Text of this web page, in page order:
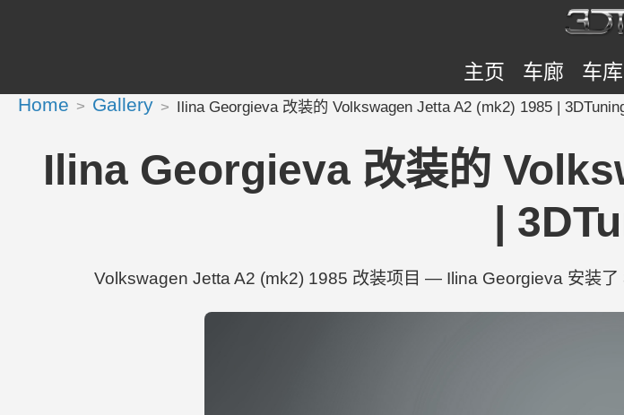
主页 车廊 车库
Home Gallery Ilina Georgieva 改装的 Volkswagen Jetta A2 (mk2) 1985 |
Ilina Georgieva 改装的
|
Volkswagen Jetta A2 (mk2) 1985 改装项目 — Ilina Georgieva 安装